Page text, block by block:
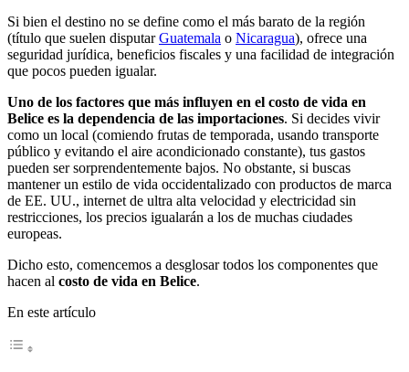
Si bien el destino no se define como el más barato de la región
(título que suelen disputarGuatemala o Nicaragua), ofrece una
seguridad jurídica, beneficios fiscales y una facilidad de integración
que pocos pueden igualar.
Uno de los factores que más influyen en el costo de vida en
Belice es la dependencia de las importaciones. Si decides vivir
como un local (comiendo frutas de temporada, usando transporte
público y evitando el aire acondicionado constante), tus gastos
pueden ser sorprendentemente bajos. No obstante, si buscas
mantener un estilo de vida occidentalizado con productos de marca
de EE. UU., internet de ultra alta velocidad y electricidad sin
restricciones, los precios igualarán a los de muchas ciudades
europeas.
Dicho esto, comencemos a desglosar todos los componentes que
hacen al costo de vida en Belice.
En este artículo